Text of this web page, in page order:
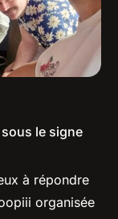
le signe
à répondre
organisée